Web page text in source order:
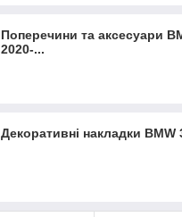
Поперечини та аксесуари
2020-...
Декоративні накладки BMW